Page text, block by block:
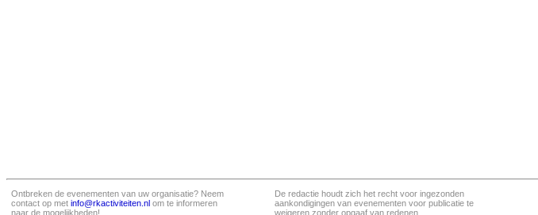
Ontbreken de evenementen van uw organisatie? Neem
contact op met info@rkactiviteiten.nl om te informeren
naar de mogelijkheden!
De redactie houdt zich het recht voor ingezonden
aankondigingen van evenementen voor publicatie te
weigeren zonder opgaaf van redenen.